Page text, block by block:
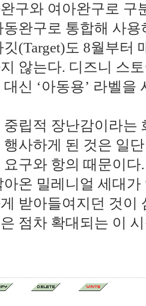
구와 여아완구로 구
동완구로 통합해 사
깃(Target)도 8월부터
않는다. 디즈니 스
대신 ‘아동용’ 라벨을
중립적 장난감이라는
행사하게 된 것은 일
요구와 항의 때문이
아온 밀레니얼 세대
받아들여지던 것이
점차 확대되는 이